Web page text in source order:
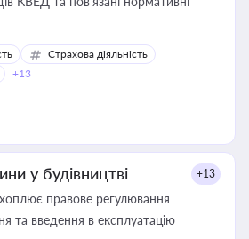
Страхова діяльність
+13
у будівництві +13
правове регулювання
та введення в експлуатацію